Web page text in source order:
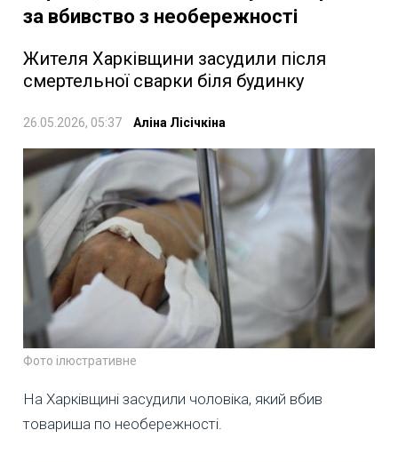
за вбивство з необережності
Жителя Харківщини засудили після
смертельної сварки біля будинку
26.05.2026, 05:37 Аліна Лісічкіна
Фото ілюстративне
На Харківщині засудили чоловіка, який вбив
товариша по необережності.